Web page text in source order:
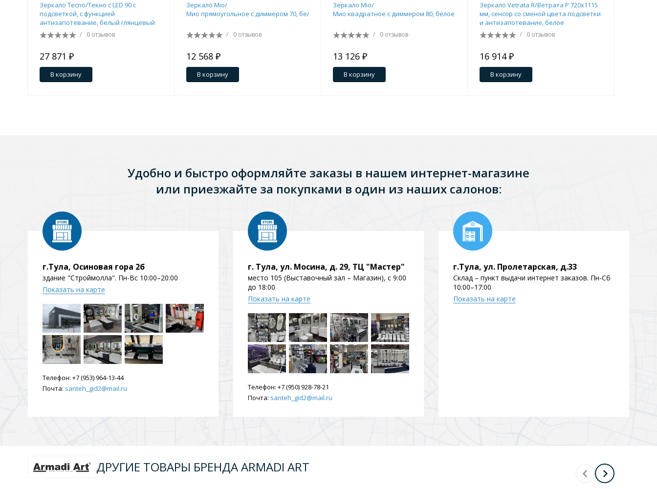
Зеркало Tecno/Текно c LED 90 с
подсветкой, с функцией
антизапотевание, белый глянцевый
/ 0 отзывов
27 871 ₽
В корзину
Зеркало Mio/
Мио прямоугольное с диммером 70, белое
/ 0 отзывов
12 568 ₽
В корзину
Зеркало Mio/
Мио квадратное с диммером 80, белое
/ 0 отзывов
13 126 ₽
В корзину
Зеркало Vetrata R/Ветрата Р 720х1115
мм, сенсор со сменой цвета подсветки
и антизапотевание, белое
/ 0 отзывов
16 914 ₽
В корзину
Удобно и быстро оформляйте заказы в нашем интернет-магазине
или приезжайте за покупками в один из наших салонов:
г.Тула, Осиновая гора 2б
здание "Строймолла". Пн-Вс 10:00–20:00
Показать на карте
Телефон: +7 (953) 964-13-44
Почта: santeh_gid2@mail.ru
г. Тула, ул. Мосина, д. 29, ТЦ "Мастер"
место 105 (Выставочный зал – Магазин), с 9:00
до 18:00
Показать на карте
Телефон: +7 (950) 928-78-21
Почта: santeh_gid2@mail.ru
г.Тула, ул. Пролетарская, д.33
Склад – пункт выдачи интернет заказов. Пн-Сб
10:00–17:00
Показать на карте
ДРУГИЕ ТОВАРЫ БРЕНДА ARMADI ART